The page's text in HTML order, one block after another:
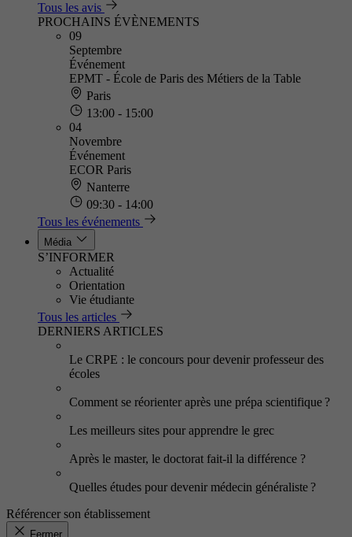
Tous les avis
PROCHAINS ÉVÈNEMENTS
09
Septembre
Événement
EPMT - École de Paris des Métiers de la Table
Paris
13:00 - 15:00
04
Novembre
Événement
ECOR Paris
Nanterre
09:30 - 14:00
Tous les événements
Média
S’INFORMER
Actualité
Orientation
Vie étudiante
Tous les articles
DERNIERS ARTICLES
Le CRPE : le concours pour devenir professeur des
écoles
Comment se réorienter après une prépa scientifique ?
Les meilleurs sites pour apprendre le grec
Après le master, le doctorat fait-il la différence ?
Quelles études pour devenir médecin généraliste ?
Référencer son établissement
Fermer